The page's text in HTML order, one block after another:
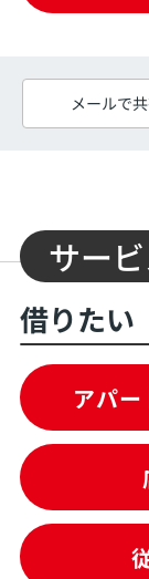
メールで
サー
借りたい
アパ